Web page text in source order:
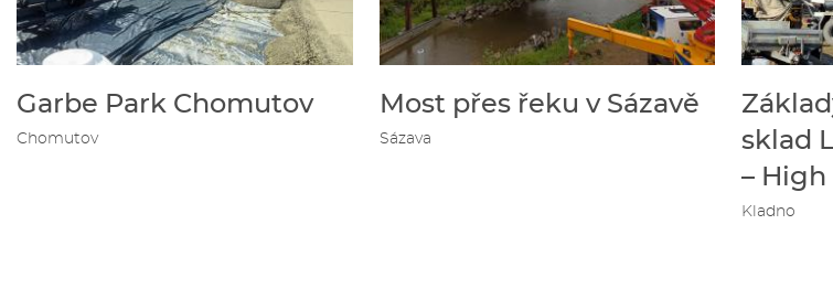
Garbe Park Chomutov
Chomutov
Most přes řeku v Sázavě
Sázava
sklad
– High
Kladno